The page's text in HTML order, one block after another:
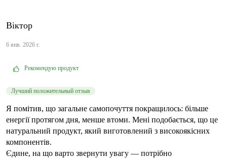
Віктор
6 янв. 2026 г.
Рекомендую продукт
Лучший положительный отзыв
Я помітив, що загальне самопочуття покращилось: більше
енергії протягом дня, менше втоми. Мені подобається, що це
натуральний продукт, який виготовлений з високоякісних
компонентів.
Єдине, на що варто звернути увагу — потрібно